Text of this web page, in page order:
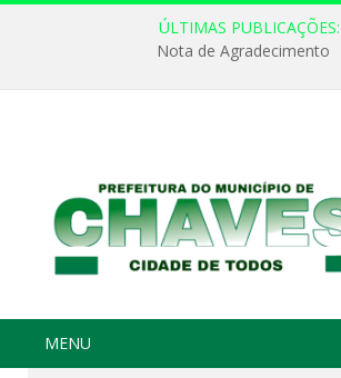
ÚLTIMAS PUBLICAÇÕES:
Nota de Agradecimento
MENU